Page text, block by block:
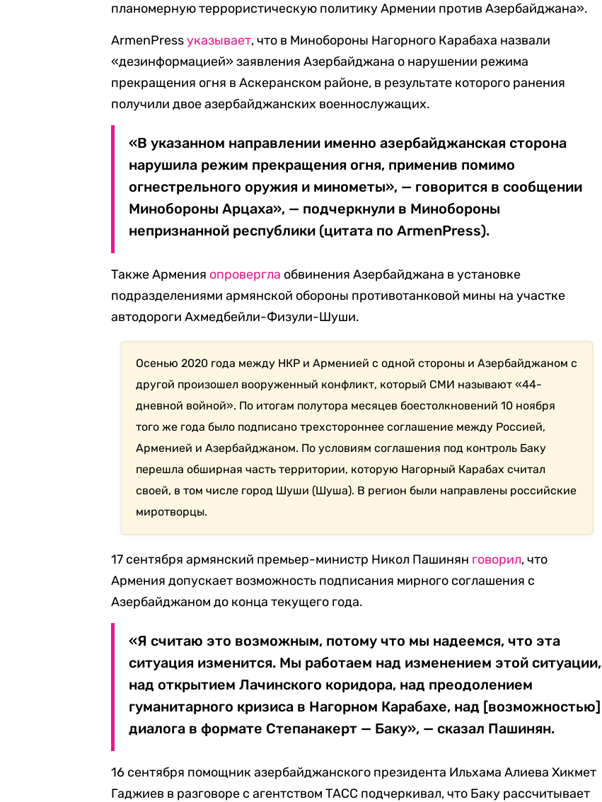
планомерную террористическую политику Армении против Азербайджана».
ArmenPressуказывает, что в Минобороны Нагорного Карабаха назвали
«дезинформацией» заявления Азербайджана о нарушении режима
прекращения огня в Аскеранском районе, в результате которого ранения
получили двое азербайджанских военнослужащих.
«В указанном направлении именно азербайджанская сторона
нарушила режим прекращения огня, применив помимо
огнестрельного оружия и минометы», — говорится в сообщении
Минобороны Арцаха», — подчеркнули в Минобороны
непризнанной республики (цитата по ArmenPress).
Также Армения опровергла обвинения Азербайджана в установке
подразделениями армянской обороны противотанковой мины на участке
автодороги Ахмедбейли-Физули-Шуши.
Осенью 2020 года между НКР и Арменией с одной стороны и Азербайджаном с
другой произошел вооруженный конфликт, который СМИ называют «44-
дневной войной». По итогам полутора месяцев боестолкновений 10 ноября
того же года было подписано трехстороннее соглашение между Россией,
Арменией и Азербайджаном. По условиям соглашения под контроль Баку
перешла обширная часть территории, которую Нагорный Карабах считал
своей, в том числе город Шуши (Шуша). В регион были направлены российские
миротворцы.
17 сентября армянский премьер-министр Никол Пашинян говорил, что
Армения допускает возможность подписания мирного соглашения с
Азербайджаном до конца текущего года.
«Я считаю это возможным, потому что мы надеемся, что эта
ситуация изменится. Мы работаем над изменением этой ситуации,
над открытием Лачинского коридора, над преодолением
гуманитарного кризиса в Нагорном Карабахе, над [возможностью]
диалога в формате Степанакерт — Баку», — сказал Пашинян.
16 сентября помощник азербайджанского президента Ильхама Алиева Хикмет
Гаджиев в разговоре с агентством ТАСС подчеркивал, что Баку рассчитывает